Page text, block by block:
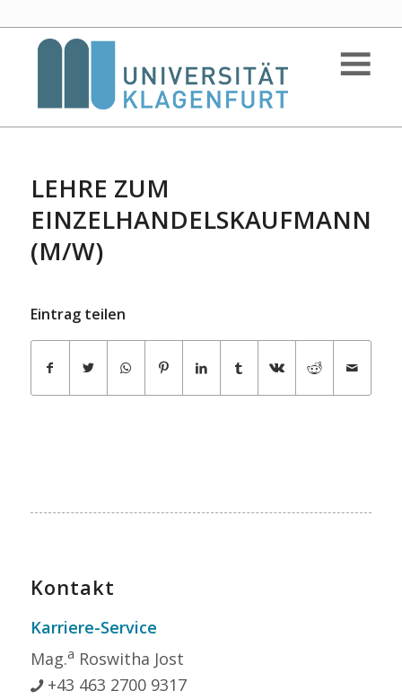
LEHRE ZUM
EINZELHANDELSKAUFMANN
(M/W)
Eintrag teilen
Kontakt
Karriere-Service
Mag.a Roswitha Jost
+43 463 2700 9317